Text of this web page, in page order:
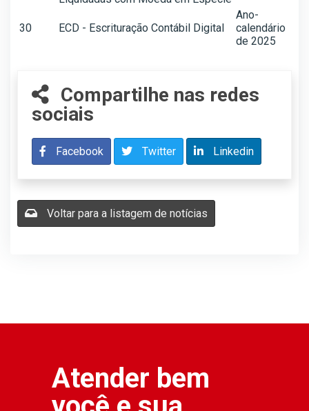
30 ECD - Escrituração Contábil Digital
Ano-
calendário
de 2025
Compartilhe nas redes
sociais
Facebook Twitter Linkedin
Voltar para a listagem de notícias
Atender bem